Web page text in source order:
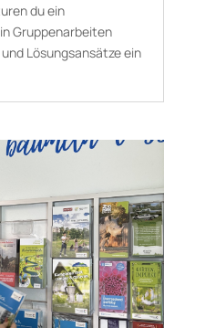
du ein
Gruppenarbeiten
Lösungsansätze ein